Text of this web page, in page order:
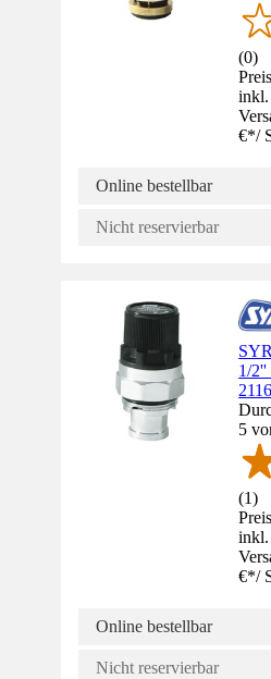
(0)
inkl.
€*/
Online bestellbar
Nicht reservierbar
1/2''
5
(1)
inkl.
€*/
Online bestellbar
Nicht reservierbar